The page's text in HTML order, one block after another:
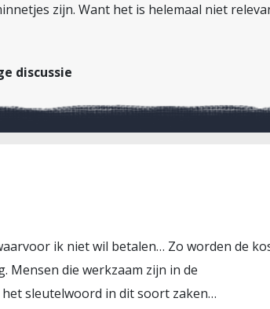
zijn. Want het is helemaal niet
discussie
ik niet wil betalen… Zo worden de
Mensen die werkzaam zijn in de
sleutelwoord in dit soort zaken…